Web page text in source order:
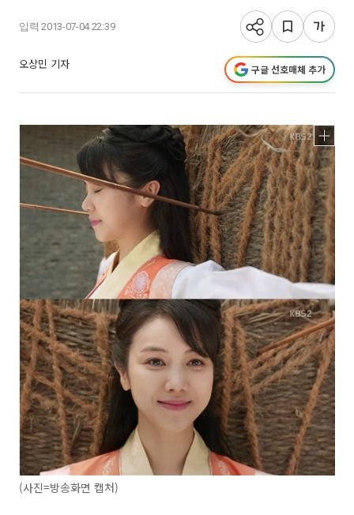
입력 2013-07-04 22:39
오상민 기자 구글 선호매체 추가
(사진=방송화면 캡처)